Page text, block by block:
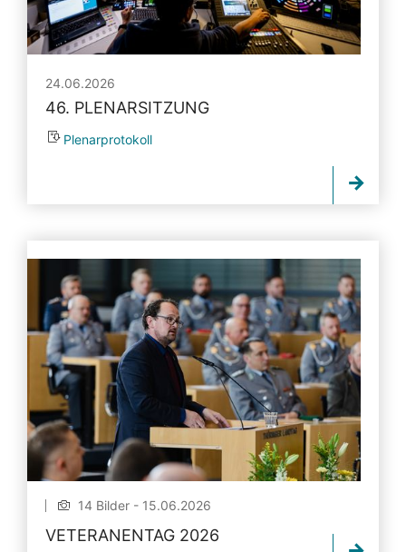
24.06.2026
46. PLENARSITZUNG
Plenarprotokoll
14 Bilder - 15.06.2026
VETERANENTAG 2026